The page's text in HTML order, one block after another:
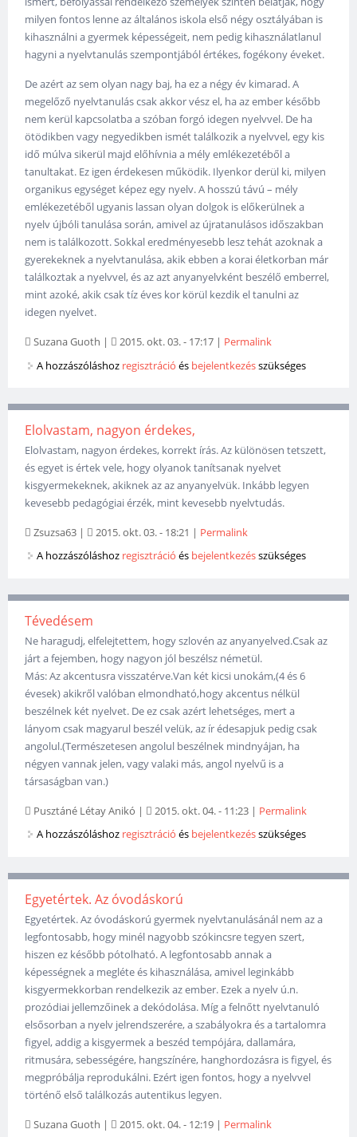
milyen fontos lenne az általános iskola első négy osztályában is
kihasználni a gyermek képességeit, nem pedig kihasználatlanul
hagyni a nyelvtanulás szempontjából értékes, fogékony éveket.
De azért az sem olyan nagy baj, ha ez a négy év kimarad. A
megelőző nyelvtanulás csak akkor vész el, ha az ember később
nem kerül kapcsolatba a szóban forgó idegen nyelvvel. De ha
ötödikben vagy negyedikben ismét találkozik a nyelvvel, egy kis
idő múlva sikerül majd előhívnia a mély emlékezetéből a
tanultakat. Ez igen érdekesen működik. Ilyenkor derül ki, milyen
organikus egységet képez egy nyelv. A hosszú távú – mély
emlékezetéből ugyanis lassan olyan dolgok is előkerülnek a
nyelv újbóli tanulása során, amivel az újratanulásos időszakban
nem is találkozott. Sokkal eredményesebb lesz tehát azoknak a
gyerekeknek a nyelvtanulása, akik ebben a korai életkorban már
találkoztak a nyelvvel, és az azt anyanyelvként beszélő emberrel,
mint azoké, akik csak tíz éves kor körül kezdik el tanulni az
idegen nyelvet.
Suzana Guoth | 2015. okt. 03. - 17:17 | Permalink
A hozzászóláshoz regisztráció és bejelentkezésszükséges
Elolvastam, nagyon érdekes,
Elolvastam, nagyon érdekes, korrekt írás. Az különösen tetszett,
és egyet is értek vele, hogy olyanok tanítsanak nyelvet
kisgyermekeknek, akiknek az az anyanyelvük. Inkább legyen
kevesebb pedagógiai érzék, mint kevesebb nyelvtudás.
Zsuzsa63 | 2015. okt. 03. - 18:21 | Permalink
A hozzászóláshoz regisztráció és bejelentkezésszükséges
Tévedésem
Ne haragudj, elfelejtettem, hogy szlovén az anyanyelved.Csak az
járt a fejemben, hogy nagyon jól beszélsz németül.
Más: Az akcentusra visszatérve.Van két kicsi unokám,(4 és 6
évesek) akikről valóban elmondható,hogy akcentus nélkül
beszélnek két nyelvet. De ez csak azért lehetséges, mert a
lányom csak magyarul beszél velük, az ír édesapjuk pedig csak
angolul.(Természetesen angolul beszélnek mindnyájan, ha
négyen vannak jelen, vagy valaki más, angol nyelvű is a
társaságban van.)
Pusztáné Létay Anikó | 2015. okt. 04. - 11:23 | Permalink
A hozzászóláshoz regisztráció és bejelentkezésszükséges
Egyetértek. Az óvodáskorú
Egyetértek. Az óvodáskorú gyermek nyelvtanulásánál nem az a
legfontosabb, hogy minél nagyobb szókincsre tegyen szert,
hiszen ez később pótolható. A legfontosabb annak a
képességnek a megléte és kihasználása, amivel leginkább
kisgyermekkorban rendelkezik az ember. Ezek a nyelv ú.n.
prozódiai jellemzőinek a dekódolása. Míg a felnőtt nyelvtanuló
elsősorban a nyelv jelrendszerére, a szabályokra és a tartalomra
figyel, addig a kisgyermek a beszéd tempójára, dallamára,
ritmusára, sebességére, hangszínére, hanghordozásra is figyel, és
megpróbálja reprodukálni. Ezért igen fontos, hogy a nyelvvel
történő első találkozás autentikus legyen.
Suzana Guoth | 2015. okt. 04. - 12:19 | Permalink